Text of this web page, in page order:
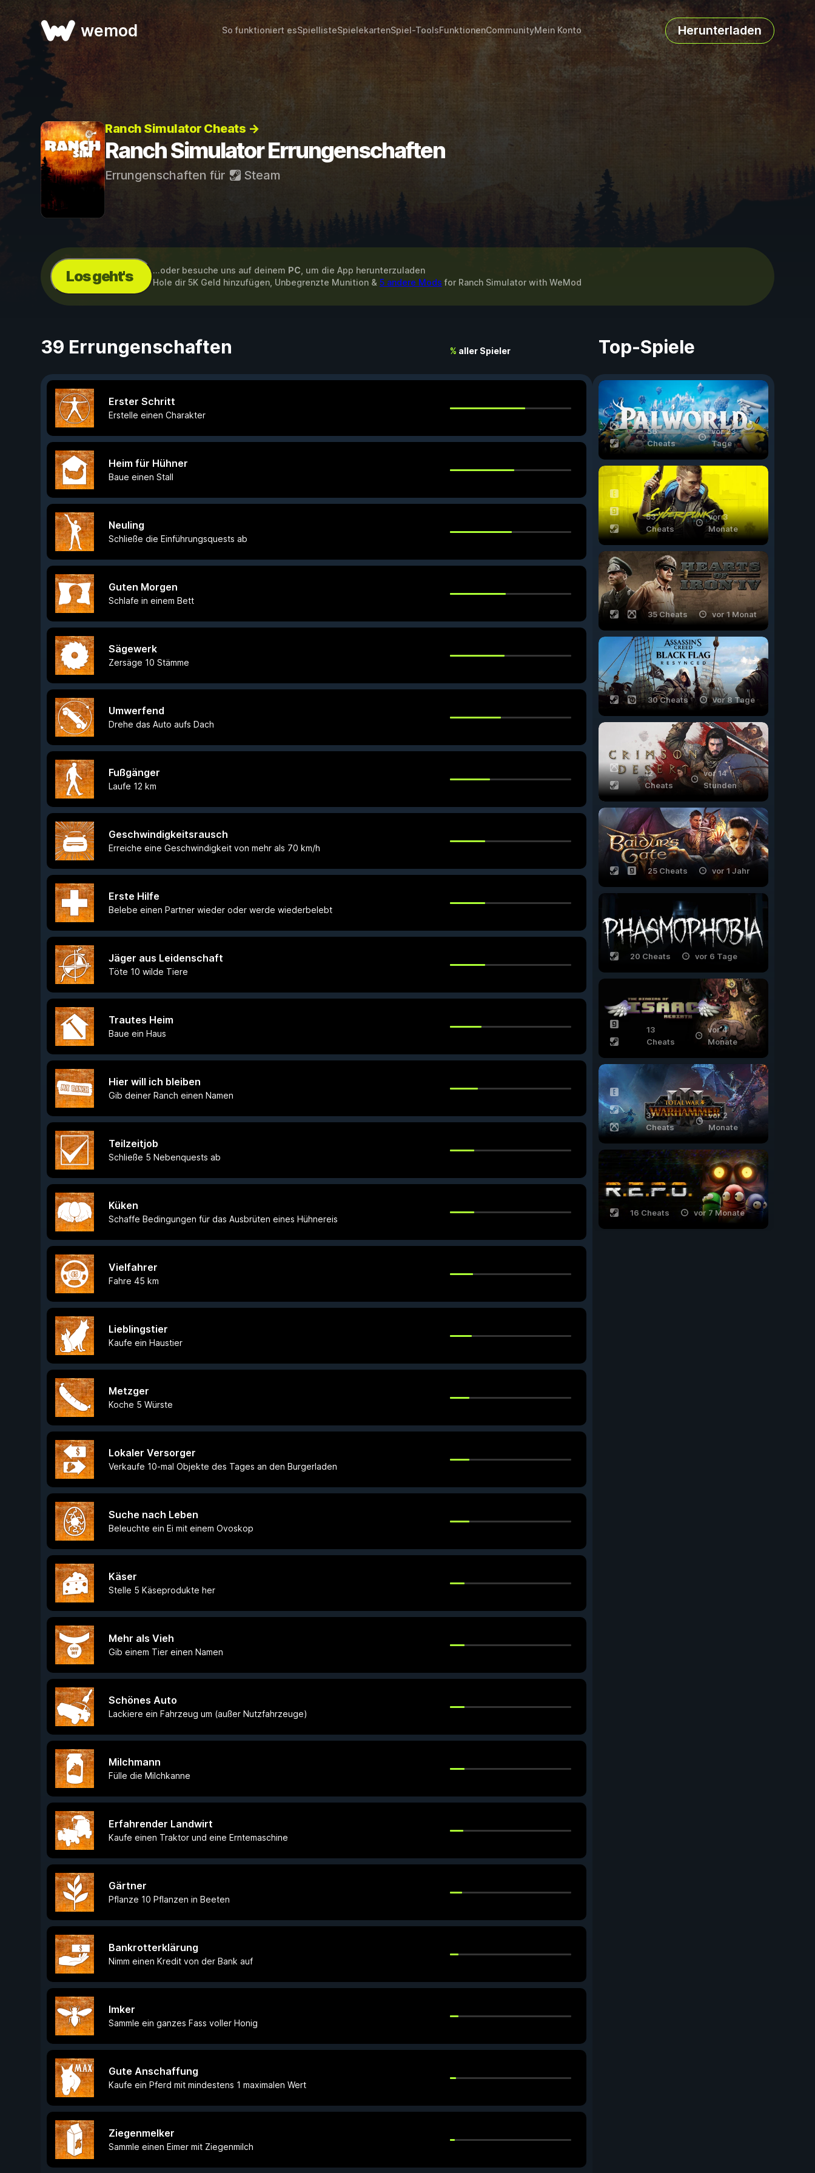
wemod So funktioniert esSpiellisteSpielekartenSpiel-ToolsFunktionenCommunityMein Konto Herunterladen
Ranch Simulator Cheats →
Ranch Simulator Errungenschaften
Errungenschaften für Steam
Los geht's ...oder besuche uns auf deinem PC , um die App herunterzuladen
Hole dir 5K Geld hinzufügen, Unbegrenzte Munition & 5 andere Mods for Ranch Simulator with WeMod
39 Errungenschaften % aller Spieler
Erster Schritt
Erstelle einen Charakter
Heim für Hühner
Baue einen Stall
Neuling
Schließe die Einführungsquests ab
Guten Morgen
Schlafe in einem Bett
Sägewerk
Zersäge 10 Stämme
Umwerfend
Drehe das Auto aufs Dach
Fußgänger
Laufe 12 km
Geschwindigkeitsrausch
Erreiche eine Geschwindigkeit von mehr als 70 km/h
Erste Hilfe
Belebe einen Partner wieder oder werde wiederbelebt
Jäger aus Leidenschaft
Töte 10 wilde Tiere
Trautes Heim
Baue ein Haus
Hier will ich bleiben
Gib deiner Ranch einen Namen
Teilzeitjob
Schließe 5 Nebenquests ab
Küken
Schaffe Bedingungen für das Ausbrüten eines Hühnereis
Vielfahrer
Fahre 45 km
Lieblingstier
Kaufe ein Haustier
Metzger
Koche 5 Würste
Lokaler Versorger
Verkaufe 10-mal Objekte des Tages an den Burgerladen
Suche nach Leben
Beleuchte ein Ei mit einem Ovoskop
Käser
Stelle 5 Käseprodukte her
Mehr als Vieh
Gib einem Tier einen Namen
Schönes Auto
Lackiere ein Fahrzeug um (außer Nutzfahrzeuge)
Milchmann
Fülle die Milchkanne
Erfahrender Landwirt
Kaufe einen Traktor und eine Erntemaschine
Gärtner
Pflanze 10 Pflanzen in Beeten
Bankrotterklärung
Nimm einen Kredit von der Bank auf
Imker
Sammle ein ganzes Fass voller Honig
Gute Anschaffung
Kaufe ein Pferd mit mindestens 1 maximalen Wert
Ziegenmelker
Sammle einen Eimer mit Ziegenmilch
Top-Spiele
56
Cheats
vor 23
Tage
53
Cheats
vor 3
Monate
35 Cheats vor 1 Monat
30 Cheats vor 8 Tage
12
Cheats
vor 14
Stunden
25 Cheats vor 1 Jahr
20 Cheats vor 6 Tage
13
Cheats
vor 4
Monate
37
Cheats
vor 2
Monate
16 Cheats vor 7 Monate